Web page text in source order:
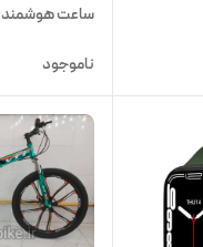
ساعت هوشمند s8 pro
ناموجود